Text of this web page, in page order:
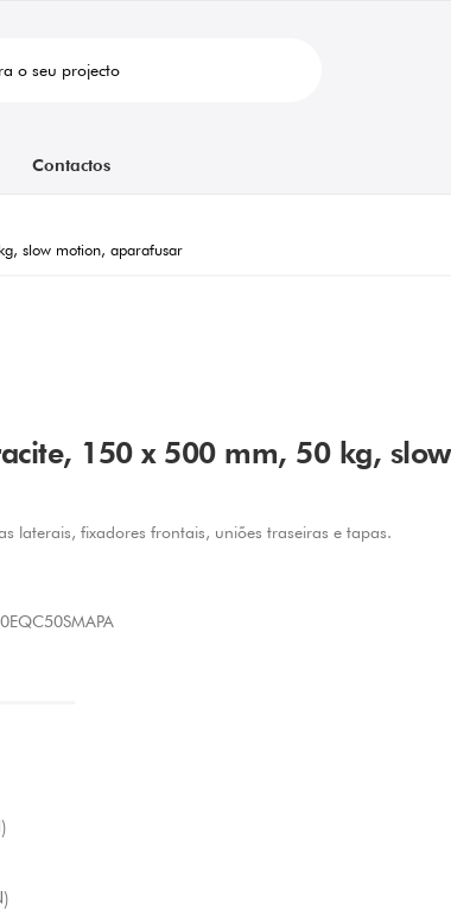
Contactos
slow motion, aparafusar
150 x 500 mm, 50 kg,
laterais, fixadores frontais, uniões traseiras e tapas.